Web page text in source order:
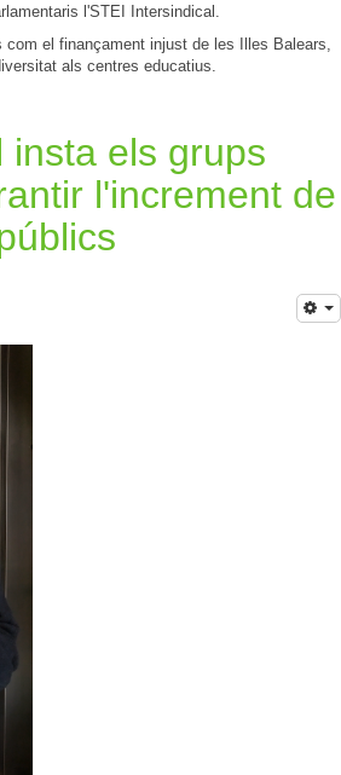
l'STEI Intersindical.
el finançament injust de les Illes Balears,
als centres educatius.
insta els grups
l'increment de